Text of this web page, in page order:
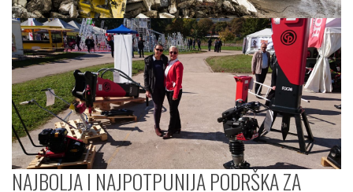
NAJBOLJA I NAJPOTPUNIJA PODRŠKA ZA